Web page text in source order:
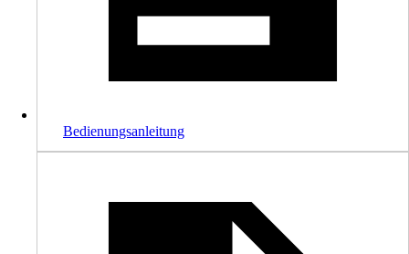
Bedienungsanleitung